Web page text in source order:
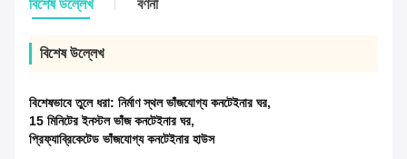
বিশেষ উল্লেখ বর্ণনা
বিশেষ উল্লেখ
বিশেষভাবে তুলে ধরা: নির্মাণ স্থল ভাঁজযোগ্য কনটেইনার ঘর,
15 মিনিটের ইনস্টল ভাঁজ কনটেইনার ঘর,
প্রিফ্যাব্রিকেটেড ভাঁজযোগ্য কনটেইনার হাউস